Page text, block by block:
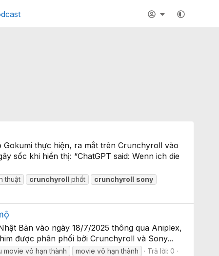
thực hiện, ra mắt trên Crunchyroll vào
sốc khi hiển thị: “ChatGPT said: Wenn ich die
thuật crunchyroll phốt crunchyroll sony
Bản vào ngày 18/7/2025 thông qua Aniplex,
được phân phối bởi Crunchyroll và Sony...
movie vô hạn thành movie vô hạn thành
Trả lời: 0